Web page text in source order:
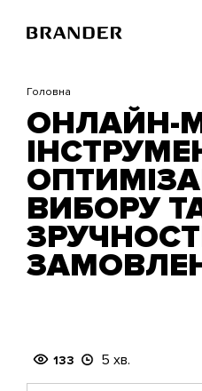
основного
Головна
ОНЛАЙН-
ВИБОРУ
133 5 хв.